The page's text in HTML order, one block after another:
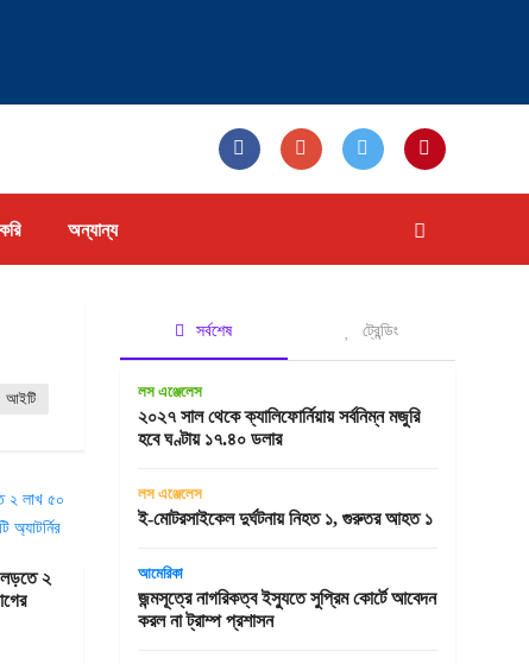
অন্যান্য
আইটি
লড়তে ২
সর্বশেষ ট্রেন্ডিং
লস এঞ্জেলেস
২০২৭ সাল থেকে ক্যালিফোর্নিয়ায় সর্বনিম্ন মজুরি
হবে ঘণ্টায় ১৭.৪০ ডলার
লস এঞ্জেলেস
ই-মোটরসাইকেল দুর্ঘটনায় নিহত ১, গুরুতর আহত ১
আমেরিকা
জন্মসূত্রে নাগরিকত্ব ইস্যুতে সুপ্রিম কোর্টে আবেদন
করল না ট্রাম্প প্রশাসন